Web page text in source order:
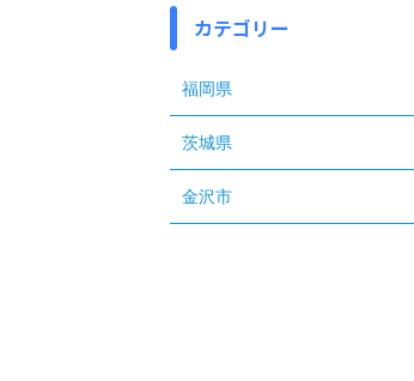
カテゴリー
福岡県
茨城県
金沢市